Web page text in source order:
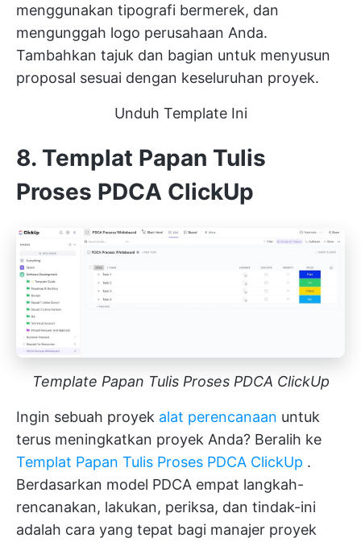
menggunakan tipografi bermerek, dan
mengunggah logo perusahaan Anda.
Tambahkan tajuk dan bagian untuk menyusun
proposal sesuai dengan keseluruhan proyek.
Unduh Template Ini
8. Templat Papan Tulis
Proses PDCA ClickUp
Template Papan Tulis Proses PDCA ClickUp
Ingin sebuah proyek alat perencanaan untuk
terus meningkatkan proyek Anda? Beralih ke
Templat Papan Tulis Proses PDCA ClickUp .
Berdasarkan model PDCA empat langkah-
rencanakan, lakukan, periksa, dan tindak-ini
adalah cara yang tepat bagi manajer proyek